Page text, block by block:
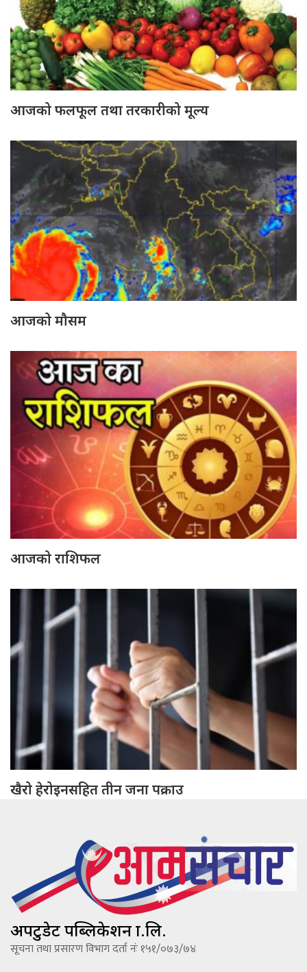
आजको फलफूल तथा तरकारीको मूल्य
आजको मौसम
आजको राशिफल
खैरो हेरोइनसहित तीन जना पक्राउ
अपटुडेट पब्लिकेशन प्रा.लि.
सूचना तथा प्रसारण विभाग दर्ता नंः १५१/०७३/७४